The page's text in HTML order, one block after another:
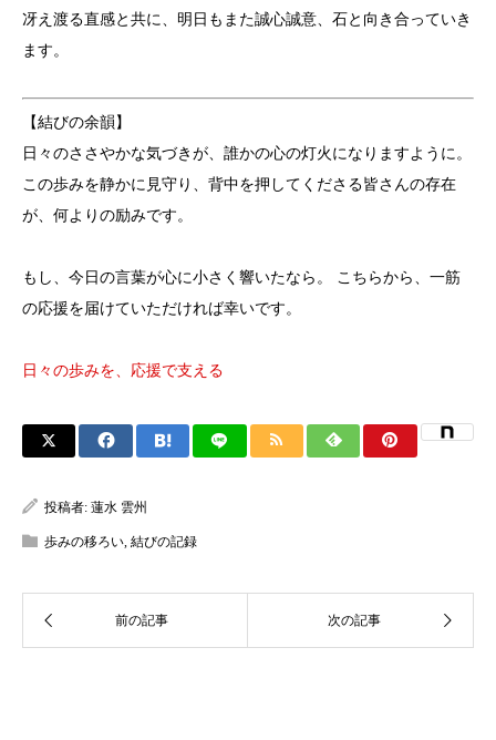
冴え渡る直感と共に、明日もまた誠心誠意、石と向き合っていき
ます。
【結びの余韻】
日々のささやかな気づきが、誰かの心の灯火になりますように。
この歩みを静かに見守り、背中を押してくださる皆さんの存在
が、何よりの励みです。
もし、今日の言葉が心に小さく響いたなら。 こちらから、一筋
の応援を届けていただければ幸いです。
日々の歩みを、応援で支える
投稿者: 蓮水 雲州
歩みの移ろい 結びの記録